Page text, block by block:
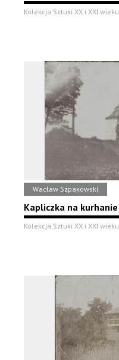
Kolekcja Sztuki XX i XXI wieku
Wacław Szpakowski
Kapliczka na kurhanie
Kolekcja Sztuki XX i XXI wieku